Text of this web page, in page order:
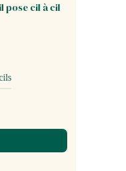
pose cil à cil